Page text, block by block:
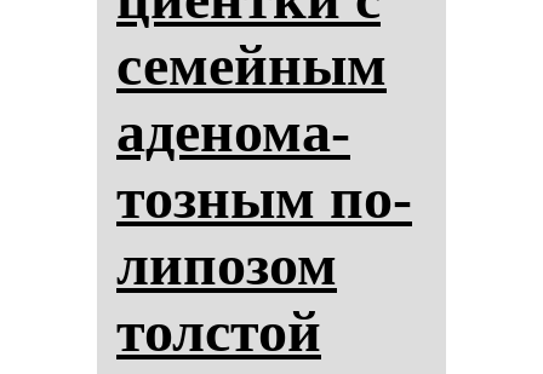
се­мей­ным
аде­но­ма­
тоз­ным по­
ли­по­зом
тол­стой